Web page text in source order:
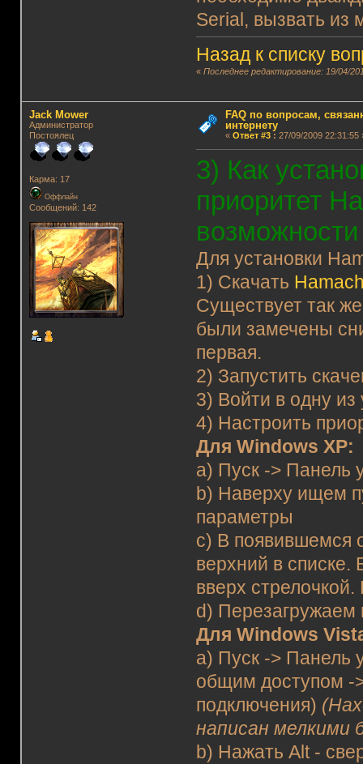
Serial, вызвать из
Назад к списку
«Последнее редактирование: 19/04/
Jack Mower
Администратор
Постоялец
Карма: 17
Оффлайн
Сообщений: 142
FAQ по вопросам,
интернету
« Ответ #3: 27/09/2009 22:31:55
3) Как
приоритет
Для установки
1) Скачать
Существует так
были замечены
первая.
2) Запустить
3) Войти в одну
4) Настроить
Для Windows XP:
a) Пуск -> Панель
b) Наверху ищем
параметры
c) В появившемся
верхний в списке.
вверх
d)
Для Windows
a) Пуск -> Панель
общим доступом -
подключения)
написан мелкими
b) Нажать Alt -